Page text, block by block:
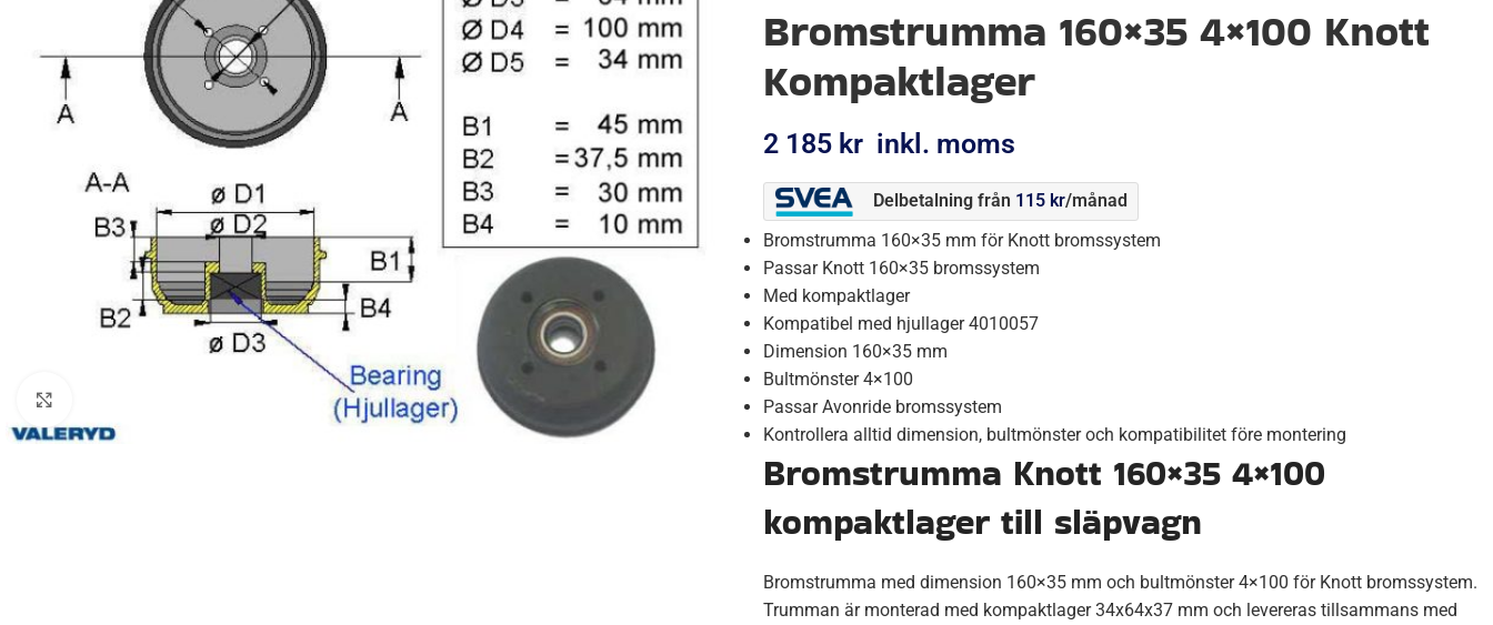
Bromstrumma 160×35 4×100 Knott
Kompaktlager
2 185 kr inkl. moms
Delbetalning från 115 kr/månad
Bromstrumma 160×35 mm för Knott bromssystem
Passar Knott 160×35 bromssystem
Med kompaktlager
Kompatibel med hjullager 4010057
Dimension 160×35 mm
Bultmönster 4×100
Passar Avonride bromssystem
Kontrollera alltid dimension, bultmönster och kompatibilitet före montering
Bromstrumma Knott 160×35 4×100
kompaktlager till släpvagn
Bromstrumma med dimension 160×35 mm och bultmönster 4×100 för Knott bromssystem.
Trumman är monterad med kompaktlager 34x64x37 mm och levereras tillsammans med